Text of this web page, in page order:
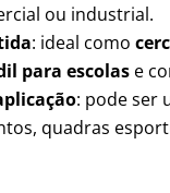
ou industrial.
: ideal como
para escolase
: pode ser
quadras